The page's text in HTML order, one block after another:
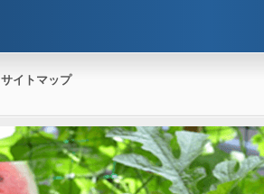
サイトマップ